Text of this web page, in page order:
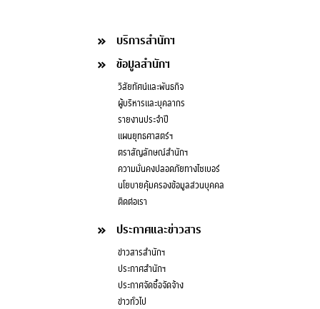
บริการสำนักฯ
ข้อมูลสำนักฯ
วิสัยทัศน์และพันธกิจ
ผู้บริหารและบุคลากร
รายงานประจำปี
แผนยุทธศาสตร์ฯ
ตราสัญลักษณ์สำนักฯ
ความมั่นคงปลอดภัยทางไซเบอร์
นโยบายคุ้มครองข้อมูลส่วนบุคคล
ติดต่อเรา
ประกาศและข่าวสาร
ข่าวสารสำนักฯ
ประกาศสำนักฯ
ประกาศจัดซื้อจัดจ้าง
ข่าวทั่วไป